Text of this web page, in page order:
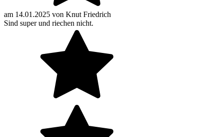
am 14.01.2025 von Knut Friedrich
Sind super und riechen nicht.